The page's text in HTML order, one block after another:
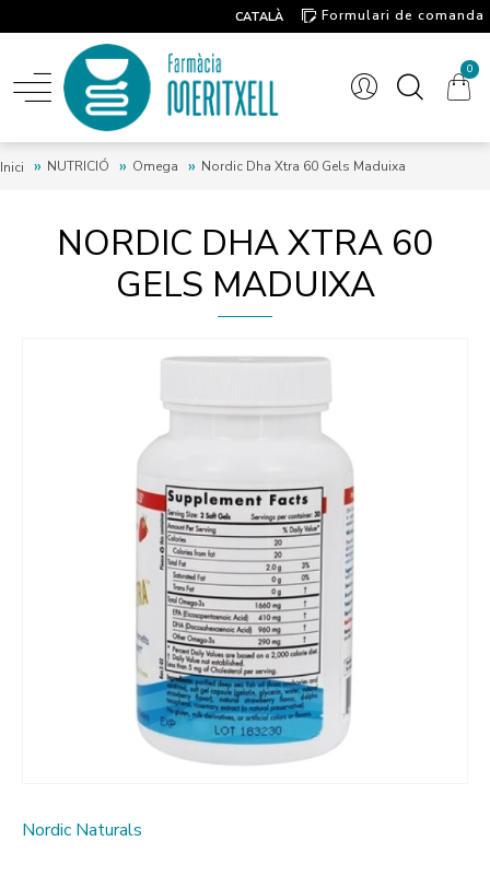
CATALÀ
Formulari de comanda
0
Inici NUTRICIÓ Omega Nordic Dha Xtra 60 Gels Maduixa
NORDIC DHA XTRA 60
GELS MADUIXA
Nordic Naturals